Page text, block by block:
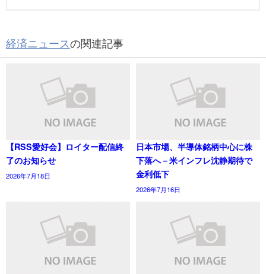
経済ニュースの関連記事
【RSS愛好会】ロイター配信終
了のお知らせ
2026年7月18日
日本市場、半導体銘柄中心に株
下落へ－米インフレ沈静期待で
金利低下
2026年7月16日